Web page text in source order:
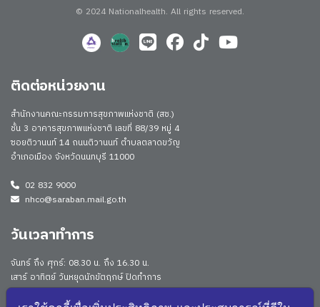
© 2024 Nationalhealth. All rights reserved.
ติดต่อหน่วยงาน
สำนักงานคณะกรรมการสุขภาพแห่งชาติ (สช.)
ชั้น 3 อาคารสุขภาพแห่งชาติ เลขที่ 88/39 หมู่ 4
ซอยติวานนท์ 14 ถนนติวานนท์ ตำบลตลาดขวัญ
อำเภอเมือง จังหวัดนนทบุรี 11000
02 832 9000
nhco@saraban.mail.go.th
วันเวลาทำการ
จันทร์ ถึง ศุกร์: 08.30 น. ถึง 16.30 น.
เสาร์ อาทิตย์ วันหยุดนักขัตฤกษ์ ปิดทำการ
Work From Anywhere (WFA)/ Work From Home (WFH)